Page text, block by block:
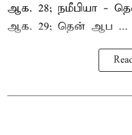
ஆக. 28; நமீபியா -
ஆக. 29; தென் ஆப ...